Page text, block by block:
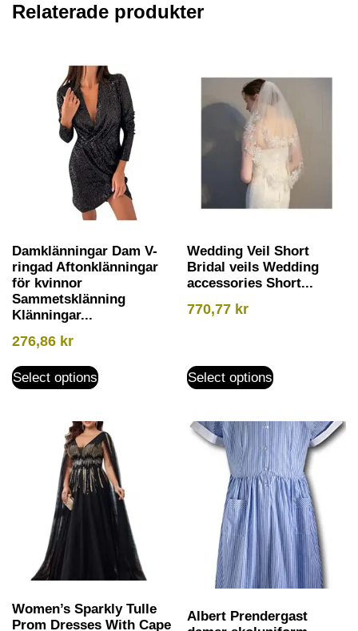
Relaterade produkter
Damklänningar Dam V-
ringad Aftonklänningar
för kvinnor
Sammetsklänning
Klänningar...
276,86 kr
Select options
Wedding Veil Short
Bridal veils Wedding
accessories Short...
770,77 kr
Select options
Women’s Sparkly Tulle
Prom Dresses With Cape
Albert Prendergast